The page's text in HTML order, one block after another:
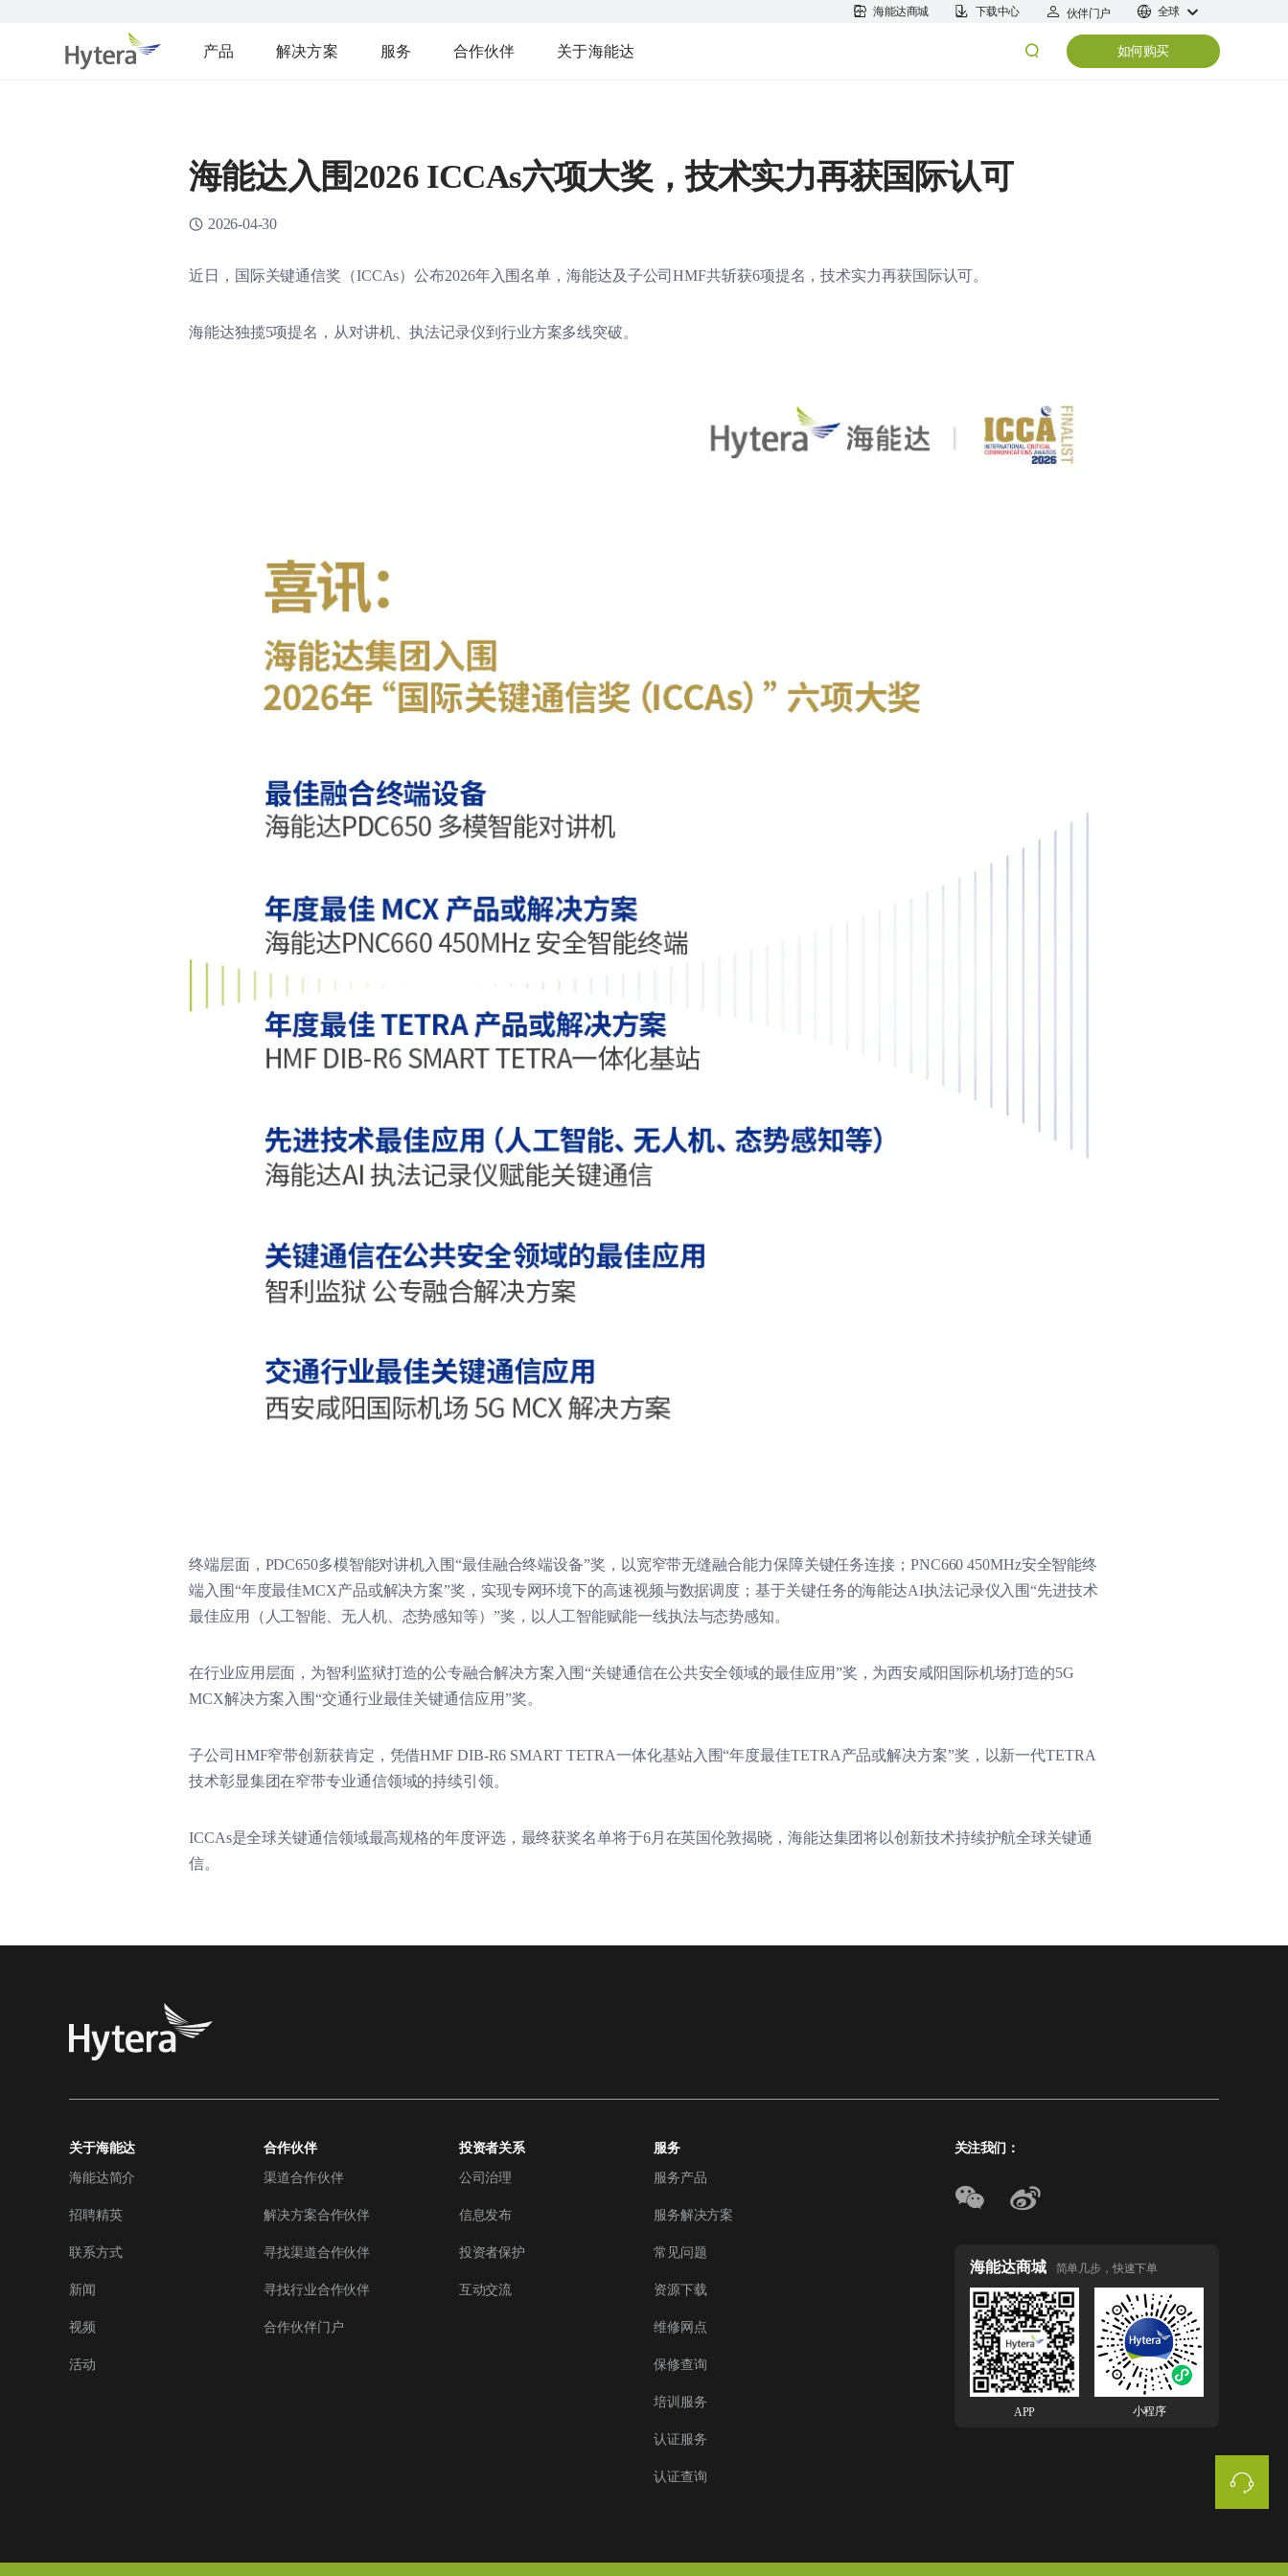
海能达商城 下载中心 伙伴门户 全球
产品 解决方案 服务 合作伙伴 关于海能达 如何购买
海能达入围2026 ICCAs六项大奖，技术实力再获国际认可
2026-04-30
近日，国际关键通信奖（ICCAs）公布2026年入围名单，海能达及子公司HMF共斩获6项提名，技术实力再获国际认可。
海能达独揽5项提名，从对讲机、执法记录仪到行业方案多线突破。
终端层面，PDC650多模智能对讲机入围“最佳融合终端设备”奖，以宽窄带无缝融合能力保障关键任务连接；PNC660 450MHz安全智能终
端入围“年度最佳MCX产品或解决方案”奖，实现专网环境下的高速视频与数据调度；基于关键任务的海能达AI执法记录仪入围“先进技术
最佳应用（人工智能、无人机、态势感知等）”奖，以人工智能赋能一线执法与态势感知。
在行业应用层面，为智利监狱打造的公专融合解决方案入围“关键通信在公共安全领域的最佳应用”奖，为西安咸阳国际机场打造的5G
MCX解决方案入围“交通行业最佳关键通信应用”奖。
子公司HMF窄带创新获肯定，凭借HMF DIB-R6 SMART TETRA一体化基站入围“年度最佳TETRA产品或解决方案”奖，以新一代TETRA
技术彰显集团在窄带专业通信领域的持续引领。
ICCAs是全球关键通信领域最高规格的年度评选，最终获奖名单将于6月在英国伦敦揭晓，海能达集团将以创新技术持续护航全球关键通
信。
关于海能达
海能达简介
招聘精英
联系方式
新闻
视频
活动
合作伙伴
渠道合作伙伴
解决方案合作伙伴
寻找渠道合作伙伴
寻找行业合作伙伴
合作伙伴门户
投资者关系
公司治理
信息发布
投资者保护
互动交流
服务
服务产品
服务解决方案
常见问题
资源下载
维修网点
保修查询
培训服务
认证服务
认证查询
关注我们：
海能达商城 简单几步，快速下单
APP 小程序